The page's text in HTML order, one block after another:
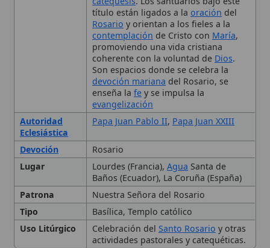
coherente con la voluntad deDios.
Son espacios donde se celebra la
devoción marianadel Rosario, se
enseña lafey se impulsa la
evangelización
Papa Juan Pablo II ,Papa Juan XXIII
Rosario
Lourdes (Francia),Agua
Baños (Ecuador), La Coruña (España)
Patrona Nuestra Señora del Rosario
Tipo
Basílica, Templo católico
Uso Litúrgico
Celebración delSanto Rosarioy otras
actividades pastorales y catequéticas.
Fundamento eclesial de la
devoción mariana bajo el
título del Rosario